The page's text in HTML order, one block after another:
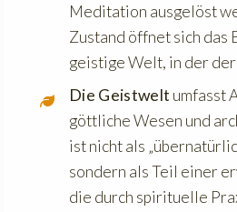
Meditation ausgelöst
Zustand öffnet sich das
geistige Welt, in der der
Die Geistwelt umfasst
göttliche Wesen und
ist nicht als
sondern als Teil einer
die durch spirituelle